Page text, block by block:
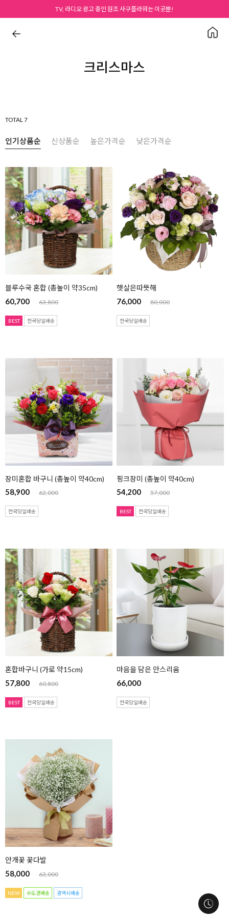
TV, 라디오 광고 중인 원조 사구플라워는 이곳뿐!
크리스마스
TOTAL 7
인기상품순 신상품순 높은가격순 낮은가격순
블루수국 혼합 (총높이 약35cm)
60,700 63,800
BEST 전국당일배송
햇살은따뜻해
76,000 80,000
전국당일배송
장미혼합 바구니 (총높이 약40cm)
58,900 62,000
전국당일배송
핑크장미 (총높이 약40cm)
54,200 57,000
BEST 전국당일배송
혼합바구니 (가로 약15cm)
57,800 60,800
BEST 전국당일배송
마음을 담은 안스리움
66,000
전국당일배송
안개꽃 꽃다발
58,000 63,000
NEW 수도권배송 광역시배송